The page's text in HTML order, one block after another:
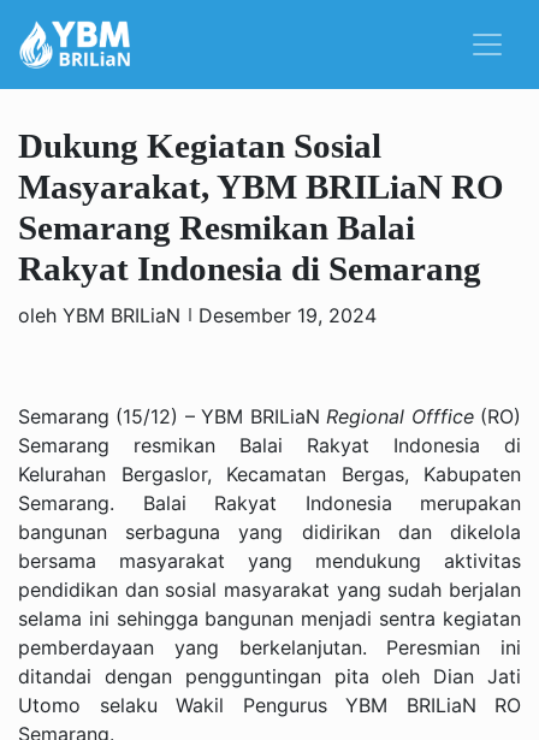
Dukung Kegiatan Sosial
Masyarakat, YBM BRILiaN RO
Semarang Resmikan Balai
Rakyat Indonesia di Semarang
oleh YBM BRILiaN Desember 19, 2024
Semarang (15/12) – YBM BRILiaN Regional Offfice(RO)
Semarang resmikan Balai Rakyat Indonesia di
Kelurahan Bergaslor, Kecamatan Bergas, Kabupaten
Semarang. Balai Rakyat Indonesia merupakan
bangunan serbaguna yang didirikan dan dikelola
bersama masyarakat yang mendukung aktivitas
pendidikan dan sosial masyarakat yang sudah berjalan
selama ini sehingga bangunan menjadi sentra kegiatan
pemberdayaan yang berkelanjutan. Peresmian ini
ditandai dengan pengguntingan pita oleh Dian Jati
Utomo selaku Wakil Pengurus YBM BRILiaN RO
Semarang.